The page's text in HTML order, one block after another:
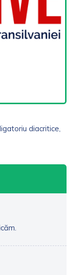
diacritice,